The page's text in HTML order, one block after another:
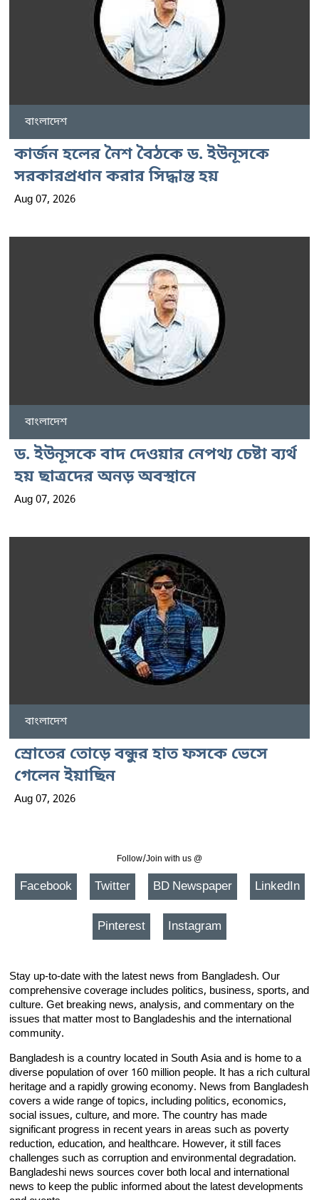
বাংলাদেশ
কার্জন হলের নৈশ বৈঠকে ড. ইউনূসকে
সরকারপ্রধান করার সিদ্ধান্ত হয়
Aug 07, 2026
বাংলাদেশ
ড. ইউনূসকে বাদ দেওয়ার নেপথ্য চেষ্টা ব্যর্থ
হয় ছাত্রদের অনড় অবস্থানে
Aug 07, 2026
বাংলাদেশ
স্রোতের তোড়ে বন্ধুর হাত ফসকে ভেসে
গেলেন ইয়াছিন
Aug 07, 2026
Follow/Join with us @
Facebook Twitter BD Newspaper LinkedIn
Pinterest Instagram
Stay up-to-date with the latest news from Bangladesh. Our
comprehensive coverage includes politics, business, sports, and
culture. Get breaking news, analysis, and commentary on the
issues that matter most to Bangladeshis and the international
community.
Bangladesh is a country located in South Asia and is home to a
diverse population of over 160 million people. It has a rich cultural
heritage and a rapidly growing economy. News from Bangladesh
covers a wide range of topics, including politics, economics,
social issues, culture, and more. The country has made
significant progress in recent years in areas such as poverty
reduction, education, and healthcare. However, it still faces
challenges such as corruption and environmental degradation.
Bangladeshi news sources cover both local and international
news to keep the public informed about the latest developments